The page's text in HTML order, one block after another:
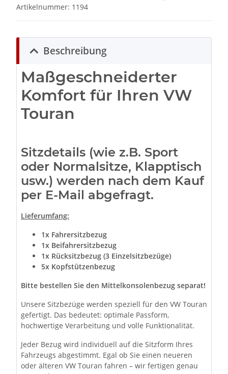
Artikelnummer: 1194
Beschreibung
Maßgeschneiderter
Komfort für Ihren VW
Touran
Sitzdetails (wie z.B. Sport
oder Normalsitze, Klapptisch
usw.) werden nach dem Kauf
per E-Mail abgefragt.
Lieferumfang:
1x Fahrersitzbezug
1x Beifahrersitzbezug
1x Rücksitzbezug (3 Einzelsitzbezüge)
5x Kopfstützenbezug
Bitte bestellen Sie den Mittelkonsolenbezug separat!
Unsere Sitzbezüge werden speziell für den VW Touran
gefertigt. Das bedeutet: optimale Passform,
hochwertige Verarbeitung und volle Funktionalität.
Jeder Bezug wird individuell auf die Sitzform Ihres
Fahrzeugs abgestimmt. Egal ob Sie einen neueren
oder älteren VW Touran fahren – wir fertigen genau